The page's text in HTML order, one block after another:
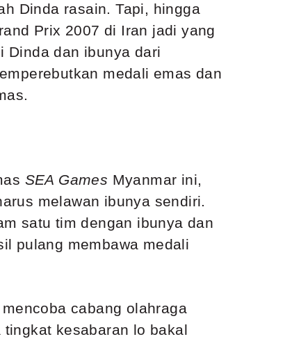
Dinda rasain. Tapi, hingga
Prix 2007 di Iran jadi yang
Dinda dan ibunya dari
medali emas dan
SEA Games Myanmar ini,
melawan ibunya sendiri.
satu tim dengan ibunya dan
pulang membawa medali
cabang olahraga
kesabaran lo bakal